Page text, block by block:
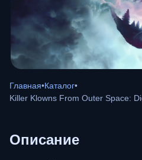
Главная•Каталог•
Killer Klowns From Outer Space:
Описание